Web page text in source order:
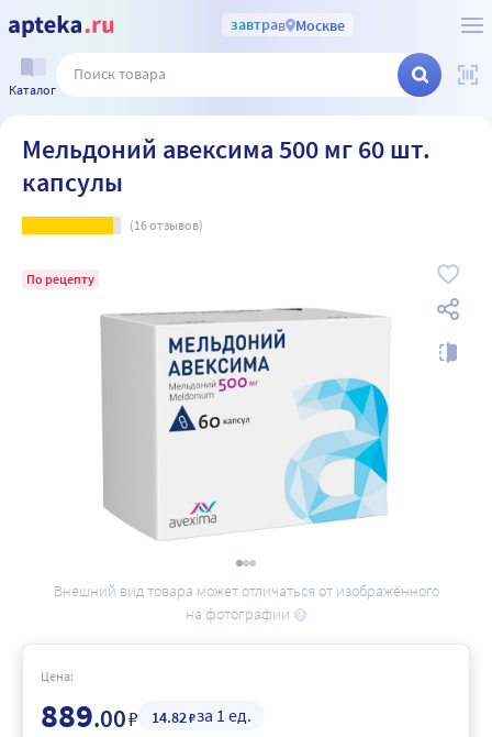
завтрав Москве
Каталог
Мельдоний авексима 500 мг 60 шт.
капсулы
(16отзывов)
По рецепту
Внешний вид товара может отличаться от изображённого
на фотографии
Цена:
889.00₽ 14.82₽за 1 ед.